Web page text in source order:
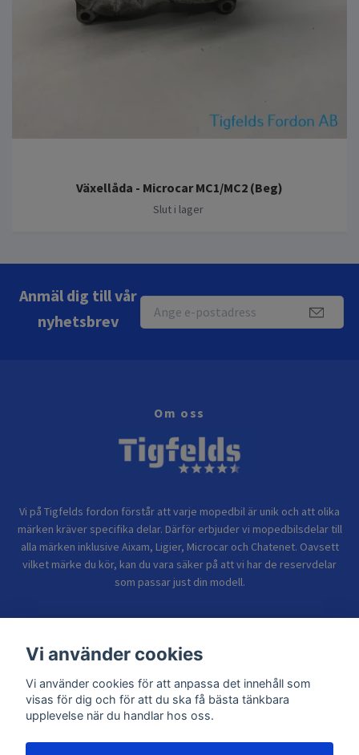
Växellåda - Microcar MC1/MC2 (Beg)
Slut i lager
Anmäl dig till vår
nyhetsbrev
Om oss
Vi på Tigfelds fordon förstår att varje mopedbil är unik och att olika
märken kräver specifika delar. Därför erbjuder vi mopedbilsdelar till
alla märken inklusive Aixam, Ligier, Microcar och Chatenet. Oavsett
vilket märke du kör, kan du vara säker på att vi har de reservdelar
som passar just din modell.
Sidor
Vi använder cookies
Vi använder cookies för att anpassa det innehåll som
visas för dig och för att du ska få bästa tänkbara
upplevelse när du handlar hos oss.